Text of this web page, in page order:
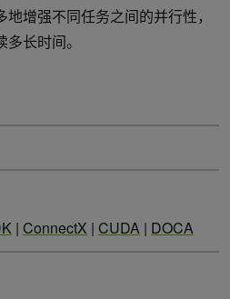
增强不同任务之间的并行性，
长时间。
| ConnectX | CUDA | DOCA